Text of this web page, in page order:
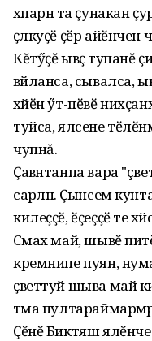
хӑпарнӑ та ҫунакан
ҫӑлкуҫӗ ҫӗр айӗнчен
Кӗтӳҫӗ ывӑҫ тупанӗ
вӑйланса, сывалса,
хӑйӗн ӳт-пӗвӗ
туйса, ялсене
чупнă.
Ҫавӑнтанпа вара
сарӑлнӑ. Ҫынсем
килеҫҫӗ, ӗҫеҫҫӗ те
Сӑмах май, шывӗ
кремнипе пуян,
ҫветтуй шыва май
тӑма
Ҫӗнӗ Биктяш ялӗнче